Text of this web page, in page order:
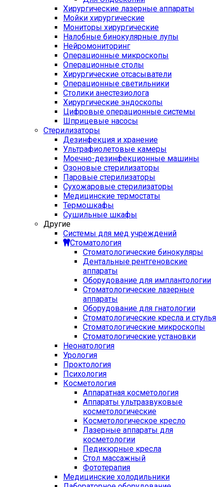
Хирургические лазерные аппараты
Мойки хирургические
Мониторы хирургические
Налобные бинокулярные лупы
Нейромониторинг
Операционные микроскопы
Операционные столы
Хирургические отсасыватели
Операционные светильники
Столики анестезиолога
Хирургические эндоскопы
Цифровые операционные системы
Шприцевые насосы
Стерилизаторы
Дезинфекция и хранение
Ультрафиолетовые камеры
Моечно-дезинфекционные машины
Озоновые стерилизаторы
Паровые стерилизаторы
Сухожаровые стерилизаторы
Медицинские термостаты
Термошкафы
Сушильные шкафы
Другие
Системы для мед учреждений
Стоматология
Стоматологические бинокуляры
Дентальные рентгеновские
аппараты
Оборудование для имплантологии
Стоматологические лазерные
аппараты
Оборудование для гнатологии
Стоматологические кресла и стулья
Стоматологические микроскопы
Стоматологические установки
Неонатология
Урология
Проктология
Психология
Косметология
Аппаратная косметология
Аппараты ультразвуковые
косметологические
Косметологическое кресло
Лазерные аппараты для
косметологии
Педикюрные кресла
Стол массажный
Фототерапия
Медицинские холодильники